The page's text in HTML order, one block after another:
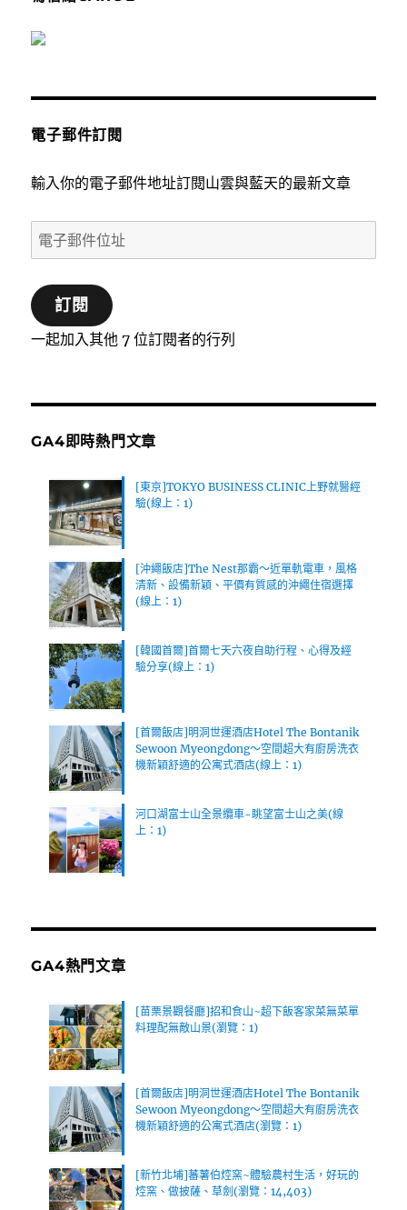
電子郵件訂閱
輸入你的電子郵件地址訂閱山雲與藍天的最新文章
電
子
郵
件
位
訂閱
一起加入其他 7 位訂閱者的行列
GA4即時熱門文章
[東京]TOKYO BUSINESS CLINIC上野就醫經
驗(線上：1)
[沖繩飯店]The Nest那霸～近單軌電車，風格
清新、設備新穎、平價有質感的沖繩住宿選擇
(線上：1)
[韓國首爾]首爾七天六夜自助行程、心得及經
驗分享(線上：1)
[首爾飯店]明洞世運酒店Hotel The Bontanik
Sewoon Myeongdong～空間超大有廚房洗衣
機新穎舒適的公寓式酒店(線上：1)
河口湖富士山全景纜車-眺望富士山之美(線
上：1)
GA4熱門文章
[苗栗景觀餐廳]招和食山~超下飯客家菜無菜單
料理配無敵山景(瀏覽：1)
[首爾飯店]明洞世運酒店Hotel The Bontanik
Sewoon Myeongdong～空間超大有廚房洗衣
機新穎舒適的公寓式酒店(瀏覽：1)
[新竹北埔]蕃薯伯焢窯~體驗農村生活，好玩的
焢窯、做披薩、草劍(瀏覽：14,403)